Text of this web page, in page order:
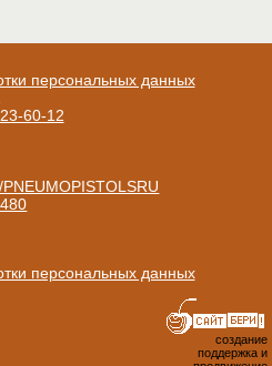
персональных данных
60-12
персональных данных
создание
поддержка и